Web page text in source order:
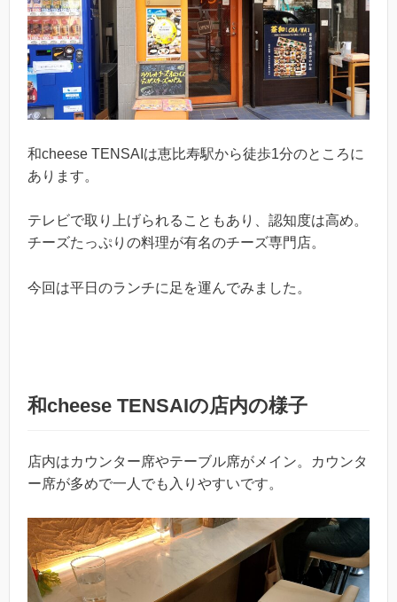
和cheese TENSAIは恵比寿駅から徒歩1分のところに
あります。
テレビで取り上げられることもあり、認知度は高め。
チーズたっぷりの料理が有名のチーズ専門店。
今回は平日のランチに足を運んでみました。
和cheese TENSAIの店内の様子
店内はカウンター席やテーブル席がメイン。カウンタ
ー席が多めで一人でも入りやすいです。